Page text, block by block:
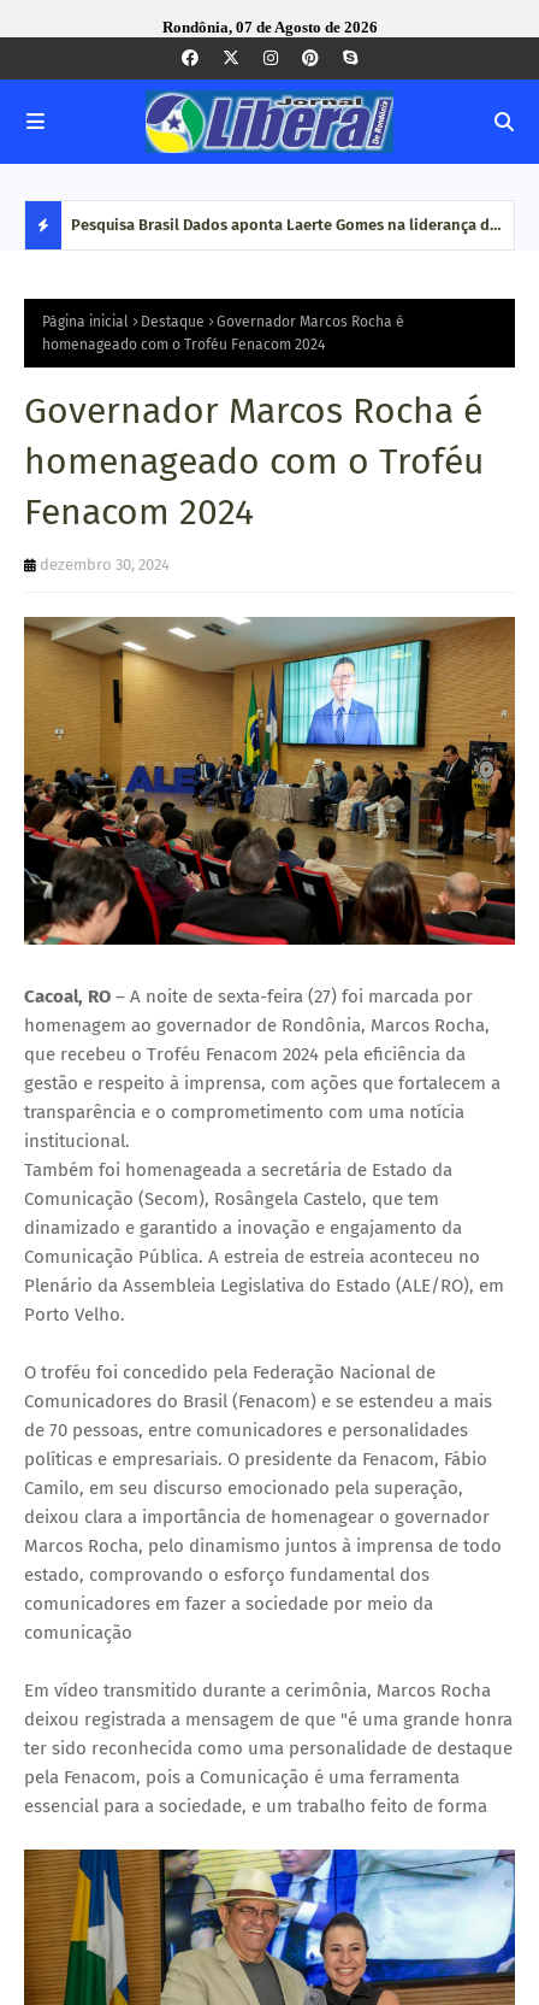
Rondônia, 07 de Agosto de 2026
S
T
Q
U
do Pesquisa Brasil Dados aponta Laerte Gomes na liderança da
Página inicial Destaque
Governador Marcos Rocha é
homenageado com o Troféu Fenacom 2024
Governador Marcos Rocha é
homenageado com o Troféu
Fenacom 2024
dezembro 30, 2024
Cacoal, RO – A noite de sexta-feira (27) foi marcada por
homenagem ao governador de Rondônia, Marcos Rocha,
que recebeu o Troféu Fenacom 2024 pela eficiência da
gestão e respeito à imprensa, com ações que fortalecem a
transparência e o comprometimento com uma notícia
institucional.
Também foi homenageada a secretária de Estado da
Comunicação (Secom), Rosângela Castelo, que tem
dinamizado e garantido a inovação e engajamento da
Comunicação Pública. A estreia de estreia aconteceu no
Plenário da Assembleia Legislativa do Estado (ALE/RO), em
Porto Velho.
O troféu foi concedido pela Federação Nacional de
Comunicadores do Brasil (Fenacom) e se estendeu a mais
de 70 pessoas, entre comunicadores e personalidades
políticas e empresariais. O presidente da Fenacom, Fábio
Camilo, em seu discurso emocionado pela superação,
deixou clara a importância de homenagear o governador
Marcos Rocha, pelo dinamismo juntos à imprensa de todo
estado, comprovando o esforço fundamental dos
comunicadores em fazer a sociedade por meio da
comunicação
Em vídeo transmitido durante a cerimônia, Marcos Rocha
deixou registrada a mensagem de que "é uma grande honra
ter sido reconhecida como uma personalidade de destaque
pela Fenacom, pois a Comunicação é uma ferramenta
essencial para a sociedade, e um trabalho feito de forma